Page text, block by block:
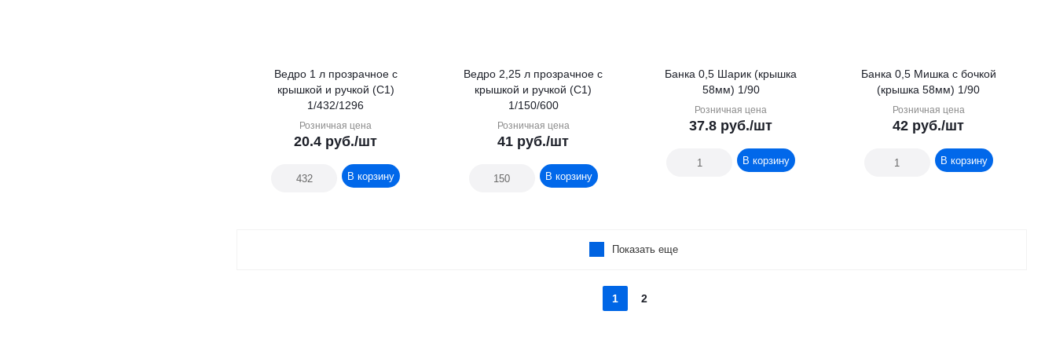
Ведро 1 л прозрачное с
крышкой и ручкой (С1)
1/432/1296
Розничная цена
20.4 руб./шт
В корзину
Ведро 2,25 л прозрачное с
крышкой и ручкой (С1)
1/150/600
Розничная цена
41 руб./шт
В корзину
Банка 0,5 Шарик (крышка
58мм) 1/90
Розничная цена
37.8 руб./шт
В корзину
Банка 0,5 Мишка с бочкой
(крышка 58мм) 1/90
Розничная цена
42 руб./шт
В корзину
Показать еще
1 2